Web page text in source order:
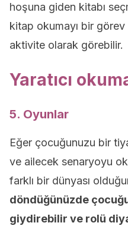
hoşuna giden kitabı
kitap okumayı bir
aktivite olarak görebilir.
Yaratıcı
5. Oyunlar
Eğer çocuğunuzu bir
ve ailecek senaryoyu
farklı bir dünyası
döndüğünüzde
giydirebilir ve rolü